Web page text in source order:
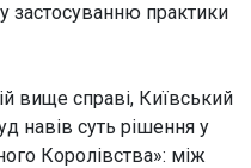
застосуванню практики
вище справі, Київський
навів суть рішення у
Королівства»: між